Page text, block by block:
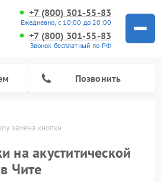
+7 (800) 301-55-83
Ежедневно, с 10:00 до 20:00
+7 (800) 301-55-83
Звонок бесплатный по РФ
Позвонить
замена кнопки
на акуститической
Чите